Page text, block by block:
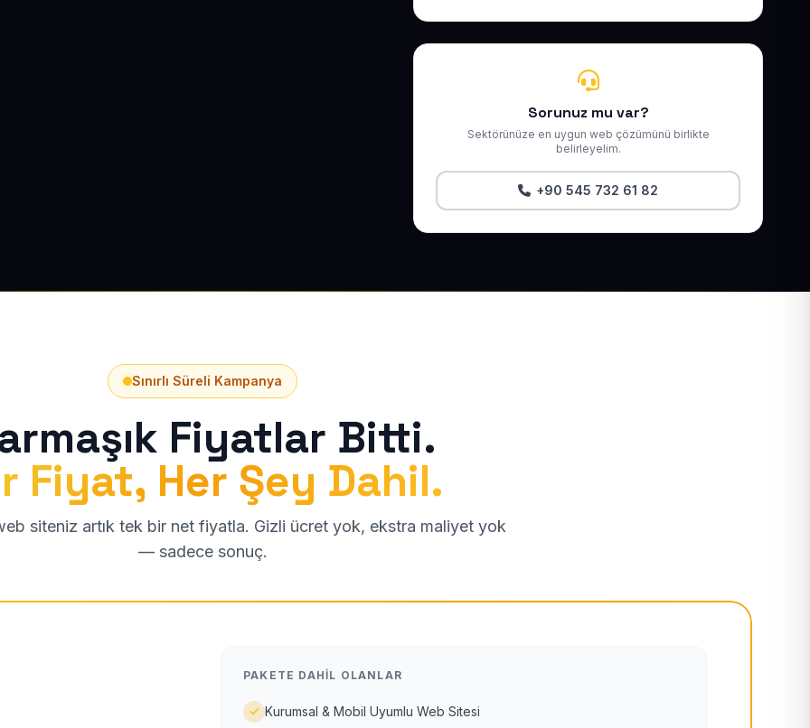
Sorunuz mu var?
Sektörünüze en uygun web çözümünü birlikte
belirleyelim.
+90 545 732 61 82
Sınırlı Süreli Kampanya
Fiyatlar Bitti.
Fiyat, Her Şey Dahil.
siteniz artık tek bir net fiyatla. Gizli ücret yok, ekstra maliyet yok
— sadece sonuç.
PAKETE DAHIL OLANLAR
Kurumsal & Mobil Uyumlu Web Sitesi